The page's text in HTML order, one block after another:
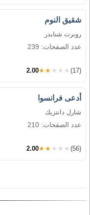
شقيق النوم
روبرت شنايدر
عدد الصفحات: 239
2.00★★★★★ (17)
أدعى فرانسوا
شارل دانتزيك
عدد الصفحات: 210
2.00★★★★★ (56)